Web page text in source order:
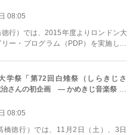
08:05
行）では、2015年度よりロンドン大
ー・プログラム（PDP）を実施して
学祭「第72回白雉祭（しらきじさ
治さんの初企画 ― かめきじ音楽祭 11
―
08:05
徳行）では、11月2日（土）、3日